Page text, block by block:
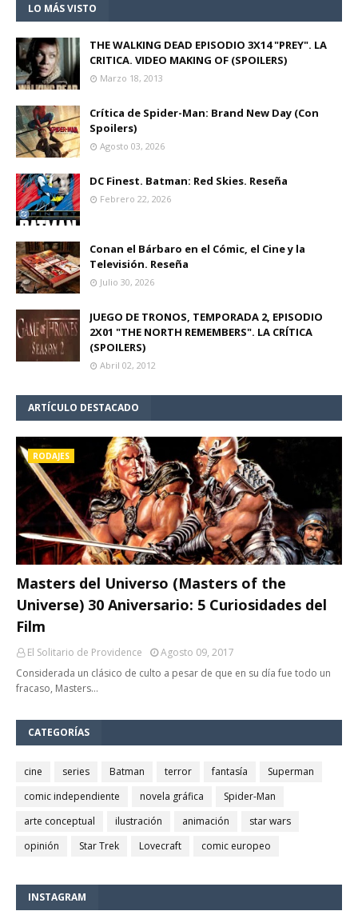
LO MÁS VISTO
THE WALKING DEAD EPISODIO 3X14 "PREY". LA
CRITICA. VIDEO MAKING OF (SPOILERS)
Marzo 18, 2013
Crítica de Spider-Man: Brand New Day (Con
Spoilers)
Agosto 03, 2026
DC Finest. Batman: Red Skies. Reseña
Febrero 22, 2026
Conan el Bárbaro en el Cómic, el Cine y la
Televisión. Reseña
Julio 30, 2026
JUEGO DE TRONOS, TEMPORADA 2, EPISODIO
2X01 "THE NORTH REMEMBERS". LA CRÍTICA
(SPOILERS)
Abril 02, 2012
ARTÍCULO DESTACADO
RODAJES
Masters del Universo (Masters of the
Universe) 30 Aniversario: 5 Curiosidades del
Film
El Solitario de Providence
Agosto 09, 2017
Considerada un clásico de culto a pesar de que en su día fue todo un
fracaso, Masters…
CATEGORÍAS
cine series Batman terror fantasía
Superman
comic independiente
novela gráfica
Spider-Man
arte conceptual
ilustración animación
star wars
opinión
Star Trek Lovecraft comic europeo
INSTAGRAM